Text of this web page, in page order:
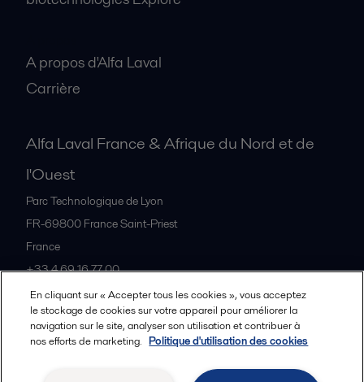
A propos d'Alfa Laval
Carrière
Alfa Laval France & Afrique du Nord et de
l'Ouest
Parc Technologique de Lyon
FR-69800 France Saint-Priest
France
+33 4 69 16 77 00
Tous les bureaux et partenaires
En cliquant sur « Accepter tous les cookies », vous acceptez
le stockage de cookies sur votre appareil pour améliorer la
navigation sur le site, analyser son utilisation et contribuer à
nos efforts de marketing. Politique d'utilisation des cookies